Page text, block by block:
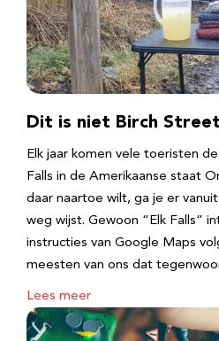
Dit is niet Birch Street
Elk jaar komen vele toeristen
Falls in de Amerikaanse staat
daar naartoe wilt, ga je er
weg wijst. Gewoon “Elk Falls”
instructies van Google Maps
meesten van ons dat
Lees meer